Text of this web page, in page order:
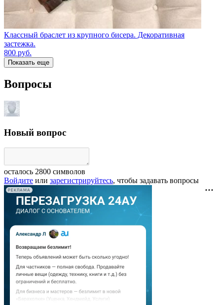
Классный браслет из крупного бисера. Декоративная
застежка.
800 руб.
Показать еще
Вопросы
Новый вопрос
осталось 2800 символов
Войдите или зарегистрируйтесь, чтобы задавать вопросы
РЕКЛАМА